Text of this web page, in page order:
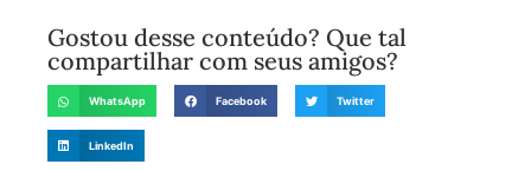
Gostou desse conteúdo? Que tal
compartilhar com seus amigos?
WhatsApp Facebook Twitter
LinkedIn